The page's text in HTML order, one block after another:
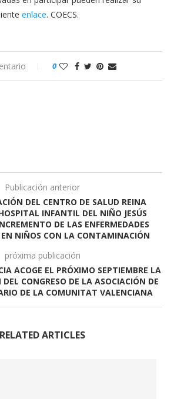
enlace. COECS.
0
Publicación anterior
DEL CENTRO DE SALUD REINA
INFANTIL DEL NIÑO JESÚS
DE LAS ENFERMEDADES
EN NIÑOS CON LA CONTAMINACIÓN
próxima publicación
ACOGE EL PRÓXIMO SEPTIEMBRE LA
CONGRESO DE LA ASOCIACIÓN DE
DE LA COMUNITAT VALENCIANA
RELATED ARTICLES